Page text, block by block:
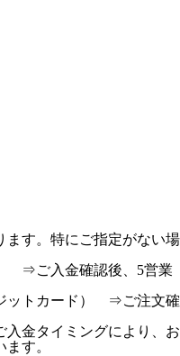
ます。特にご指定がない場
⇒ご入金確認後、5営業
ットカード） ⇒ご注文確
金タイミングにより、お
す。